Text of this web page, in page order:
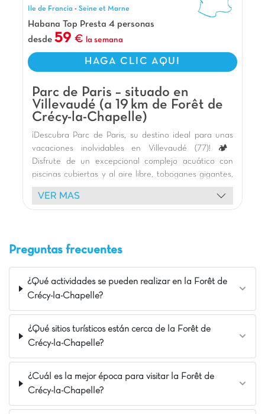
el Parque Astérix, es el cuartel general perfecto
para aventureros en busca de emociones fuertes
y noches 100 % divertidas.
Nuestros Extras
A las puertas de París
A 30 min de Disneyland
A 45 min del Parque Asterix
Ile de Francia - Seine et Marne
Habana Top Presta 4 personas
desde 59 la semana
HAGA CLIC AQUI
Parc de Paris – situado en
Villevaudé (a 19 km de Forêt de
Crécy-la-Chapelle)
¡Descubra Parc de Paris, su destino ideal para unas
vacaciones inolvidables en Villevaudé (77)! 🏕️
Disfrute de un excepcional complejo acuático con
piscinas cubiertas y al aire libre, toboganes gigantes,
río lento y juegos acuáticos para todas las edades. 🏊‍♀️
Nuestros modernos y cómodos bungalows, algunos
Animaciones festivas, como las fiestas de la espuma,
garantizan momentos de alegría. 🥳 Explore los
alrededores: Disneyland París (20 km), Parc Astérix, la
Torre Eiffel, el Castillo de Vaux-le-Vicomte y la Reserva
estancia memorable!
La opinión de Carolina
¿Buscas una estancia familiar donde todos
encuentren su felicidad? ¡Este camping es una
joya! Con una piscina y toboganes que
encantarán a los niños, mini golf para desafíos
familiares y alojamientos Bubble con jacuzzi
VER MAS
Preguntas frecuentes
¿Qué actividades se pueden realizar en la Forêt de
Crécy-la-Chapelle?
¿Qué sitios turísticos están cerca de la Forêt de
Crécy-la-Chapelle?
¿Cuál es la mejor época para visitar la Forêt de
Crécy-la-Chapelle?